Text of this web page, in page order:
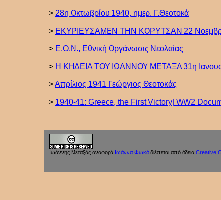
Ιωάννης Μεταξάς αναφορά Ιωάννα Φωκά διέπεται από άδεια Creative
> 28η Οκτωβρίου 1940, ημερ. Γ.Θεοτοκά
> ΕΚΥΡΙΕΥΣΑΜΕΝ ΤΗΝ ΚΟΡΥΤΣΑΝ 22
> Ε.Ο.Ν., Εθνική Οργάνωσις Νεολαίας
> Η ΚΗΔΕΙΑ ΤΟΥ ΙΩΑΝΝΟΥ ΜΕΤΑΞΑ 31η
>Απρίλιος 1941 Γεώργιος Θεοτοκάς
> 1940-41: Greece, the First Victory| WW2